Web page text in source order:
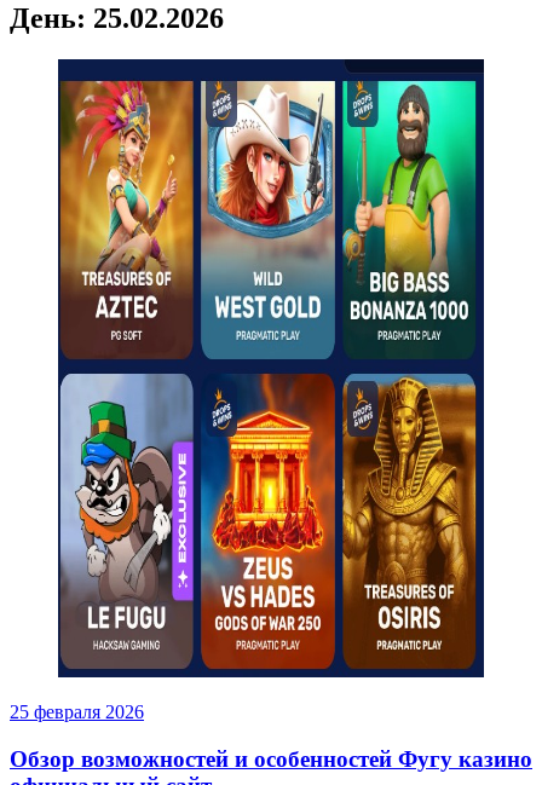
День: 25.02.2026
25 февраля 2026
Обзор возможностей и особенностей Фугу казино